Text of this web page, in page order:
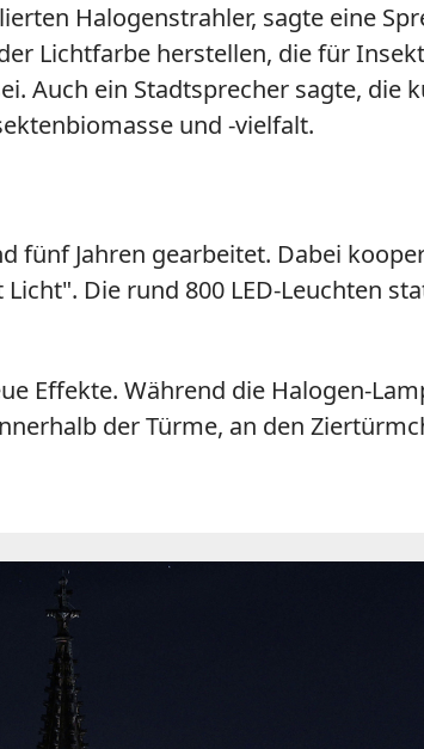
Halogenstrahler, sagte eine
Lichtfarbe herstellen, die für
Auch ein Stadtsprecher sagte,
und -vielfalt.
fünf Jahren gearbeitet. Dabei
Die rund 800 LED-Leuchten
Effekte. Während die Halogen-
der Türme, an den